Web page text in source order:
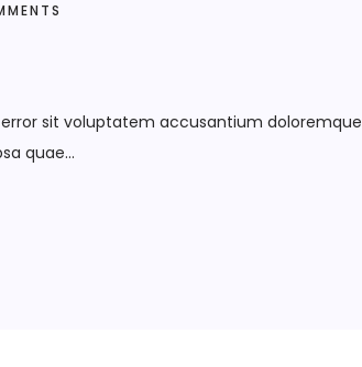
sit voluptatem accusantium doloremque
quae...